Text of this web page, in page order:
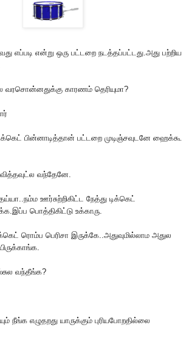
எப்படி என்று ஒரு பட்டறை நடத்தப்பட்டது.அது பற்றிய
வரசொன்னதுக்கு காரணம் தெரியுமா?
பின்னாடித்தான் பட்டறை முடிஞ்சவுடனே ஹைக்கூ
வந்தேனே.
ஊர்சுற்றிகிட்ட நேத்து டிக்கெட்
பொத்திகிட்டு உக்காரு.
ரொம்ப பெரிசா இருக்கே..அதுவுமில்லாம அதுல
வந்தீங்க?
நீங்க எழுதறது யாருக்கும் புரியபோறதில்லை